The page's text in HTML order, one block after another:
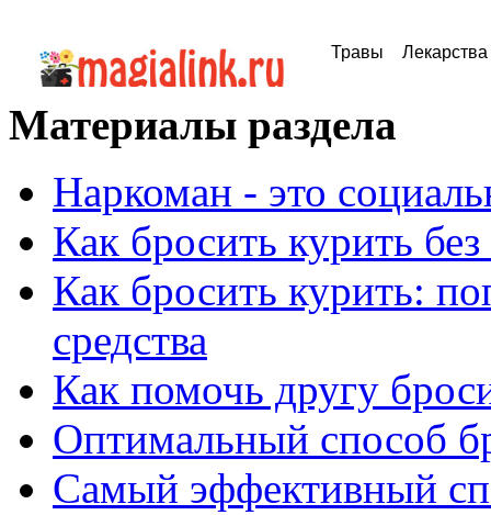
Травы Лекарства
Материалы раздела
Наркоман - это
Как бросить курить
Как бросить курить:
средства
Как помочь другу
Оптимальный способ
Самый эффективный